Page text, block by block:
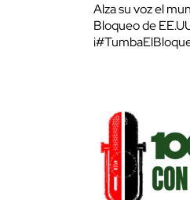
Alza su voz el
Bloqueo de